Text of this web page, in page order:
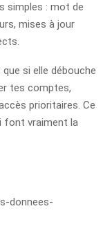
simples : mot de
mises à jour
si elle débouche
tes comptes,
prioritaires. Ce
font vraiment la
donnees-